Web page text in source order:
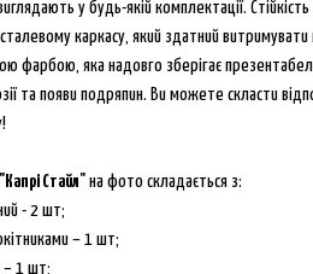
у будь-якій комплектації.
каркасу, який здатний
фарбою, яка надовго зберігає
та появи подряпин. Ви можете скласти
Стайл"на фото складається з:
- 2 шт;
– 1 шт;
– 1 шт;